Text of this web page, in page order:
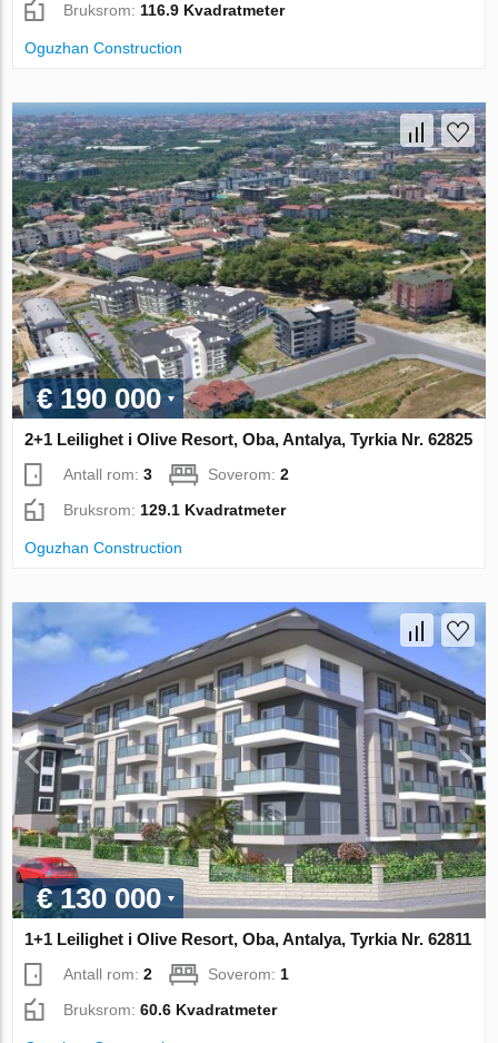
Bruksrom:116.9 Kvadratmeter
Oguzhan Construction
€ 190 000
2+1 Leilighet i Olive Resort, Oba, Antalya, Tyrkia Nr. 62825
Antall rom:3 Soverom:2
Bruksrom: 129.1 Kvadratmeter
Oguzhan Construction
€ 130 000
1+1 Leilighet i Olive Resort, Oba, Antalya, Tyrkia Nr. 62811
Antall rom:2 Soverom: 1
Bruksrom:60.6 Kvadratmeter